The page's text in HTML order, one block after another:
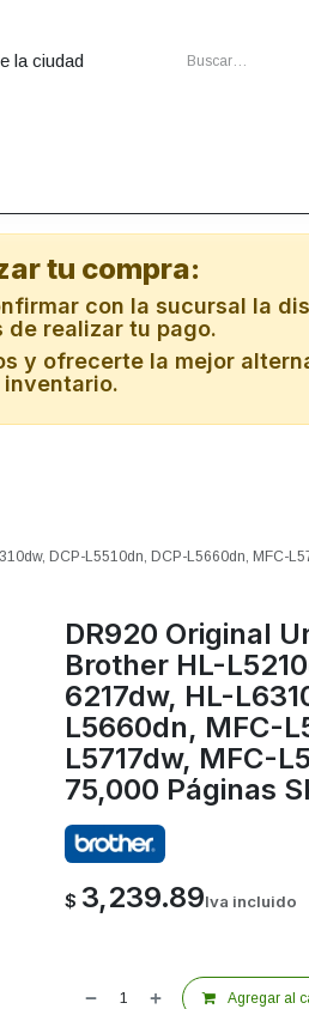
la ciudad
tu compra:
con la sucursal la
realizar tu pago.
y ofrecerte la mejor
DCP-L5510dn, DCP-L5660dn, MFC-
DR920 Original
Brother HL-
6217dw, HL-
L5660dn, MFC-
L5717dw, MFC-
75,000 Páginas
$ 3,239.89Iva incluido
Agregar al